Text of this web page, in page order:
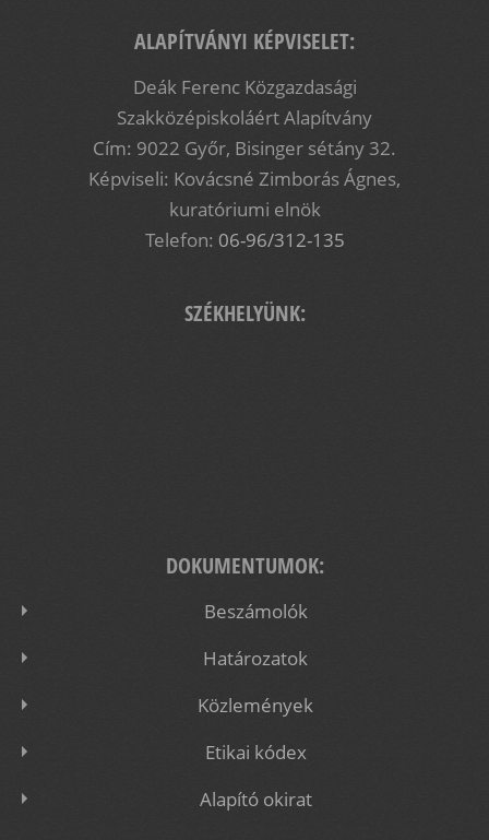
ALAPÍTVÁNYI KÉPVISELET:
Deák Ferenc Közgazdasági
Szakközépiskoláért Alapítvány
Cím: 9022 Győr, Bisinger sétány 32.
Képviseli: Kovácsné Zimborás Ágnes,
kuratóriumi elnök
Telefon: 06-96/312-135
SZÉKHELYÜNK:
DOKUMENTUMOK:
Beszámolók
Határozatok
Közlemények
Etikai kódex
Alapító okirat